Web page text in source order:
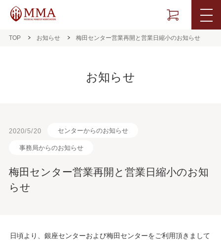
TOP お知らせ 梅田センター営業再開と営業日縮小のお知らせ
お知らせ
2020/5/20 センターからのお知らせ
事務局からのお知らせ
梅田センター営業再開と営業日縮小のお知
らせ
日頃より、銀座センターおよび梅田センターをご利用頂きまして